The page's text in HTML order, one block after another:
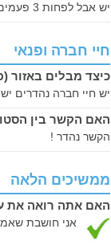
יש אבל לפחות 3 פעמים בשבוע , לרוב מלצרות וחנויות קטנות
חיי חברה ופנאי
כיצד מבלים באזור
יש חיי חברה נהדרים
האם הקשר בין
הקשר נהדר !
ממשיכים הלאה
האם אתה רואה את
אני חושבת